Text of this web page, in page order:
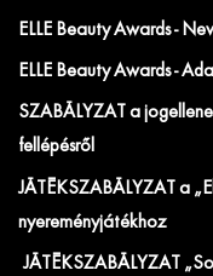
ELLE Beauty Awards -
ELLE Beauty Awards -
SZABÁLYZAT a
fellépésről
JÁTÉKSZABÁLYZAT a
nyereményjátékhoz
JÁTÉKSZABÁLYZAT